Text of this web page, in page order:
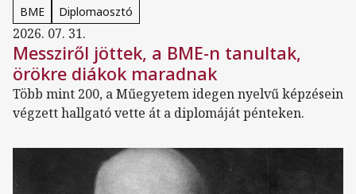
BME Diplomaosztó
2026. 07. 31.
Messziről jöttek, a BME-n tanultak,
örökre diákok maradnak
Több mint 200, a Műegyetem idegen nyelvű képzésein
végzett hallgató vette át a diplomáját pénteken.